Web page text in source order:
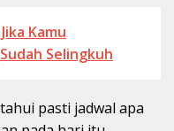
Kamu
Selingkuh
pasti jadwal apa